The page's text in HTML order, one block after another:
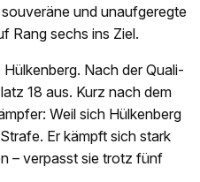
und unaufgeregte
Rang sechs ins Ziel.
Nach der Quali-
18 aus. Kurz nach dem
Weil sich Hülkenberg
Er kämpft sich stark
– verpasst sie trotz fünf